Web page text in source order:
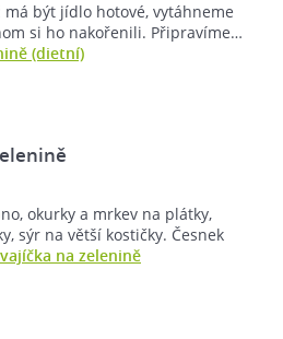
být jídlo hotové, vytáhneme
si ho nakořenili. Připravíme…
(dietní)
okurky a mrkev na plátky,
sýr na větší kostičky. Česnek
na zelenině